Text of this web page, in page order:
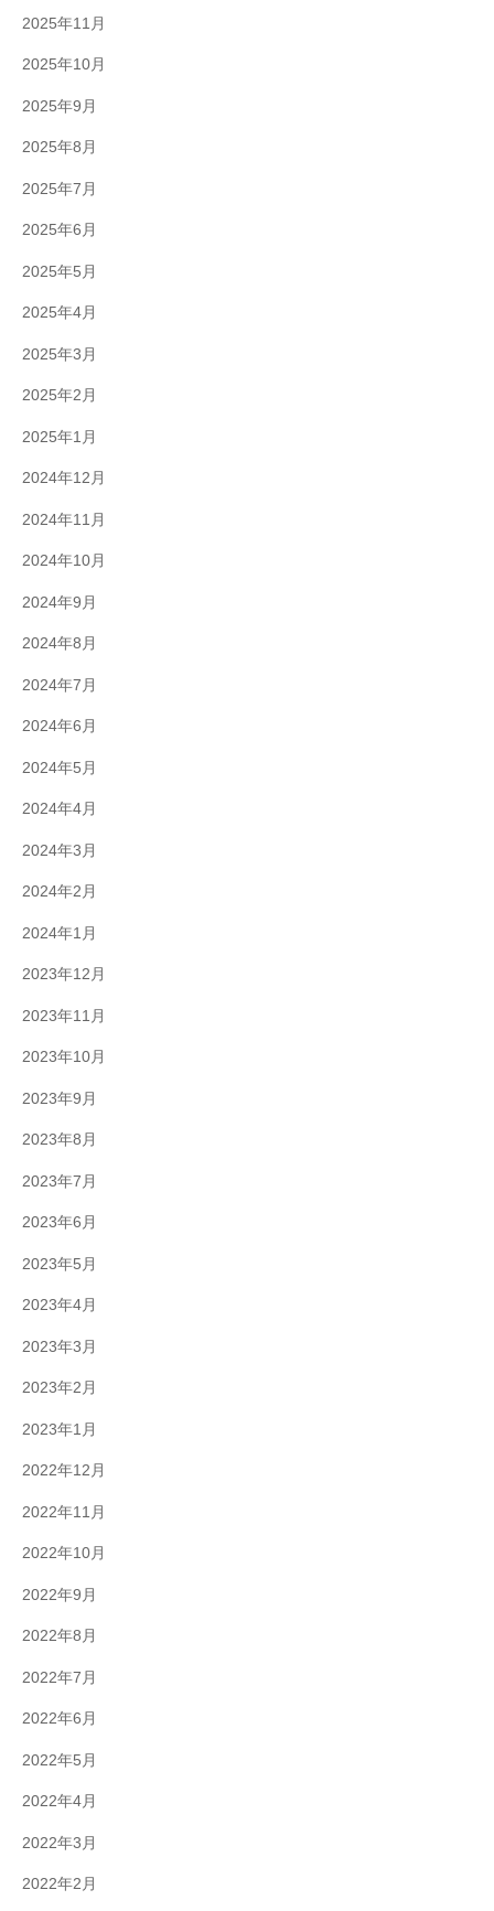
2025年11月
2025年10月
2025年9月
2025年8月
2025年7月
2025年6月
2025年5月
2025年4月
2025年3月
2025年2月
2025年1月
2024年12月
2024年11月
2024年10月
2024年9月
2024年8月
2024年7月
2024年6月
2024年5月
2024年4月
2024年3月
2024年2月
2024年1月
2023年12月
2023年11月
2023年10月
2023年9月
2023年8月
2023年7月
2023年6月
2023年5月
2023年4月
2023年3月
2023年2月
2023年1月
2022年12月
2022年11月
2022年10月
2022年9月
2022年8月
2022年7月
2022年6月
2022年5月
2022年4月
2022年3月
2022年2月